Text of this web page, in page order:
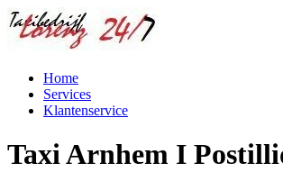
Home
Services
Klantenservice
Taxi Arnhem I